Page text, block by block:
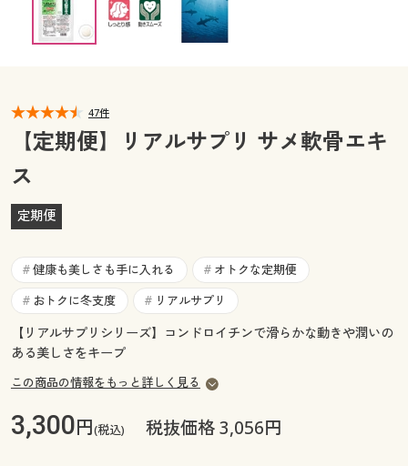
カタログ無料プレゼント
マイページ
閲覧履歴
お気に入り
サポート
ご利用ガイド
会員メニュー
閲覧履歴
お気に入り
サポート
ご利用ガイド
よくある質問とお問い合わせ
47件
【定期便】リアルサプリ サメ軟骨エキ
ス
定期便
# 健康も美しさも手に入れる # オトクな定期便
# おトクに冬支度 # リアルサプリ
【リアルサプリシリーズ】コンドロイチンで滑らかな動きや潤いの
ある美しさをキープ
この商品の情報をもっと詳しく見る
3,300円(税込) 税抜価格 3,056円